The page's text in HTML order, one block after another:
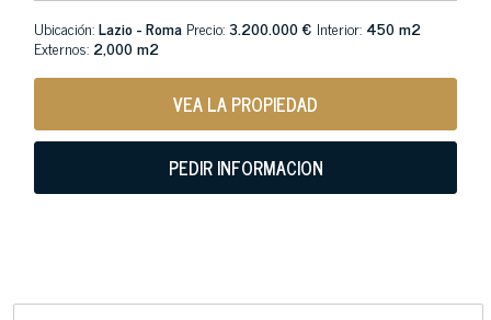
Ubicación:Lazio - Roma Precio:3.200.000 € Interior: 450 m2
Externos: 2,000 m2
VEA LA PROPIEDAD
PEDIR INFORMACION